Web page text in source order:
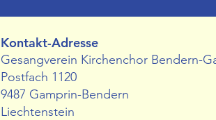
Kontakt-Adresse
Gesangverein Kirchenchor Bendern-
Postfach 1120
9487 Gamprin-Bendern
Liechtenstein